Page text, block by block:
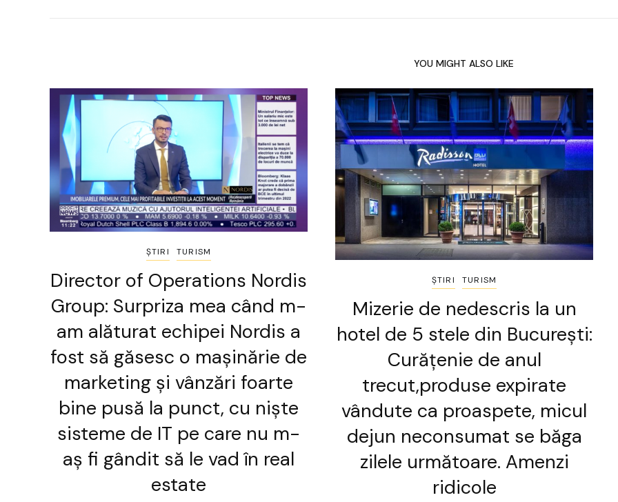
YOU MIGHT ALSO LIKE
ȘTIRI TURISM
Director of Operations Nordis
Group: Surpriza mea când m-
am alăturat echipei Nordis a
fost să găsesc o mașinărie de
marketing și vânzări foarte
bine pusă la punct, cu niște
sisteme de IT pe care nu m-
aș fi gândit să le vad în real
estate
ȘTIRI TURISM
Mizerie de nedescris la un
hotel de 5 stele din București:
Curățenie de anul
trecut,produse expirate
vândute ca proaspete, micul
dejun neconsumat se băga
zilele următoare. Amenzi
ridicole